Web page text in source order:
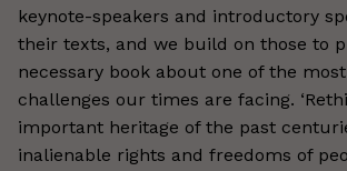
keynote-speakers and introductory
their texts, and we build on those to
necessary book about one of the
challenges our times are facing.
important heritage of the past
inalienable rights and freedoms of